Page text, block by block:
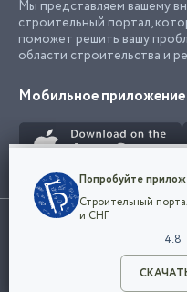
Мы представляем вашему
строительный портал,
поможет решить вашу
области строительства и
Мобильное приложение
Использование сайта, в том
марки представленные на
Конфиденциальность
Мы используем файлы
наш сайт удобным для
Политикой
и принимаете условия
Попробуйте
Строительный
и СНГ
4.8